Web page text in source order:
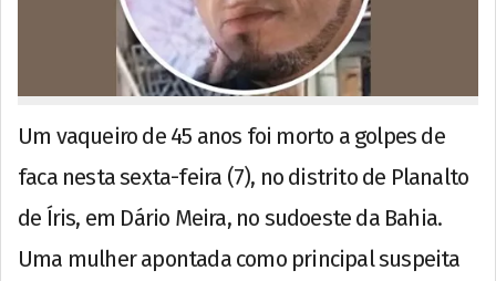
Um vaqueiro de 45 anos foi morto a golpes de
faca nesta sexta-feira (7), no distrito de Planalto
de Íris, em Dário Meira, no sudoeste da Bahia.
Uma mulher apontada como principal suspeita